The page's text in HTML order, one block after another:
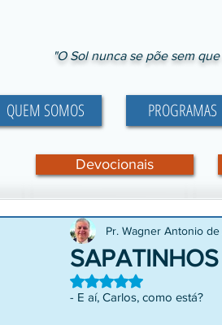
"O Sol nunca se põe sem
QUEM SOMOS PROGRAMAS
Devocionais
Pr. Wagner Antonio
Avaliado com NaN de
- E aí, Carlos, como está?